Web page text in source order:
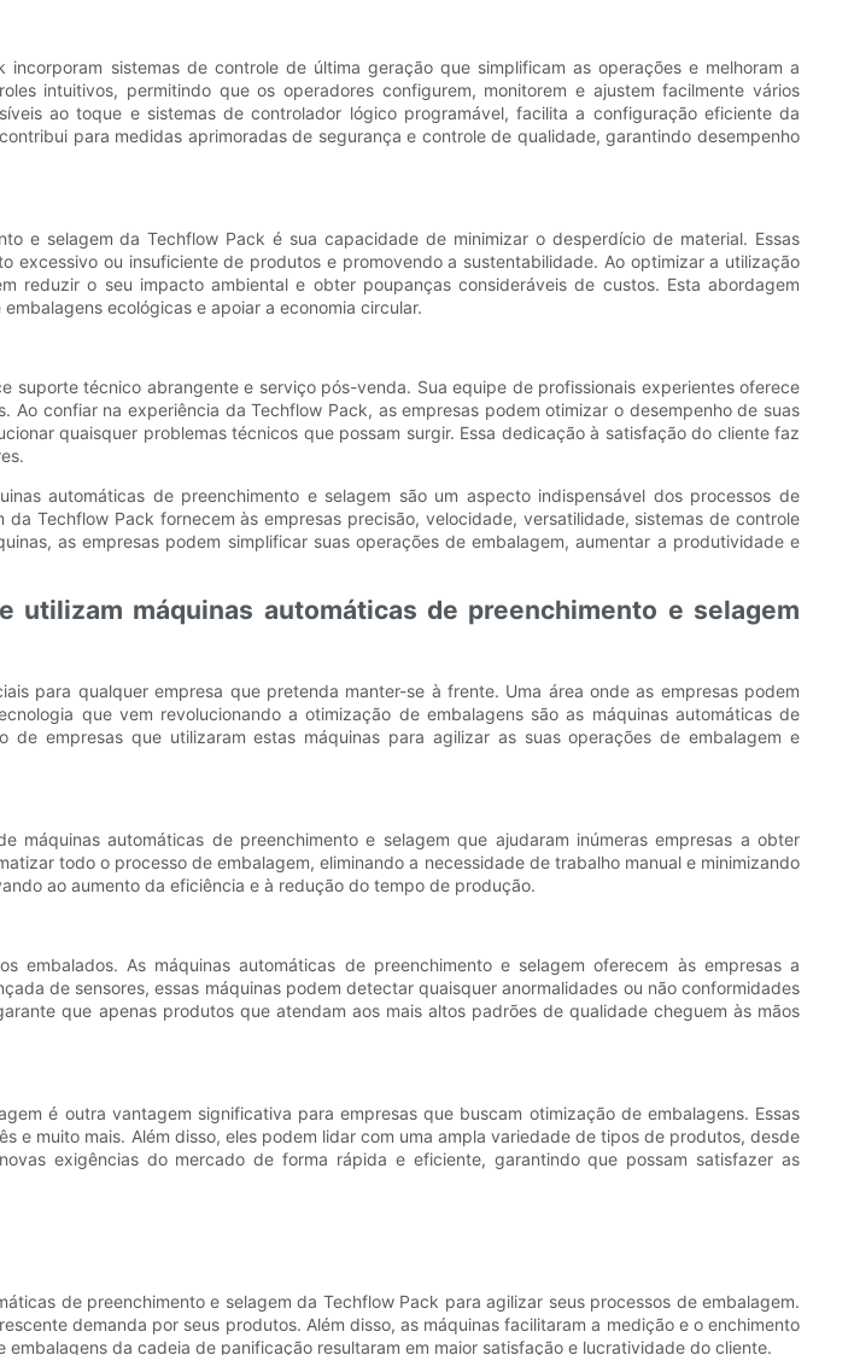
sistemas de controle de última geração que simplificam as operações e melhoram a
intuitivos, permitindo que os operadores configurem, monitorem e ajustem facilmente vários
ao toque e sistemas de controlador lógico programável, facilita a configuração eficiente da
para medidas aprimoradas de segurança e controle de qualidade, garantindo desempenho
e selagem da Techflow Pack é sua capacidade de minimizar o desperdício de material. Essas
excessivo ou insuficiente de produtos e promovendo a sustentabilidade. Ao optimizar a utilização
reduzir o seu impacto ambiental e obter poupanças consideráveis ​​de custos. Esta abordagem
ecológicas e apoiar a economia circular.
técnico abrangente e serviço pós-venda. Sua equipe de profissionais experientes oferece
confiar na experiência da Techflow Pack, as empresas podem otimizar o desempenho de suas
quaisquer problemas técnicos que possam surgir. Essa dedicação à satisfação do cliente faz
automáticas de preenchimento e selagem são um aspecto indispensável dos processos de
Techflow Pack fornecem às empresas precisão, velocidade, versatilidade, sistemas de controle
as empresas podem simplificar suas operações de embalagem, aumentar a produtividade e
máquinas automáticas de preenchimento e selagem
para qualquer empresa que pretenda manter-se à frente. Uma área onde as empresas podem
que vem revolucionando a otimização de embalagens são as máquinas automáticas de
empresas que utilizaram estas máquinas para agilizar as suas operações de embalagem e
automáticas de preenchimento e selagem que ajudaram inúmeras empresas a obter
todo o processo de embalagem, eliminando a necessidade de trabalho manual e minimizando
ao aumento da eficiência e à redução do tempo de produção.
As máquinas automáticas de preenchimento e selagem oferecem às empresas a
de sensores, essas máquinas podem detectar quaisquer anormalidades ou não conformidades
que apenas produtos que atendam aos mais altos padrões de qualidade cheguem às mãos
é outra vantagem significativa para empresas que buscam otimização de embalagens. Essas
e muito mais. Além disso, eles podem lidar com uma ampla variedade de tipos de produtos, desde
exigências do mercado de forma rápida e eficiente, garantindo que possam satisfazer as
de preenchimento e selagem da Techflow Pack para agilizar seus processos de embalagem.
demanda por seus produtos. Além disso, as máquinas facilitaram a medição e o enchimento
da cadeia de panificação resultaram em maior satisfação e lucratividade do cliente.